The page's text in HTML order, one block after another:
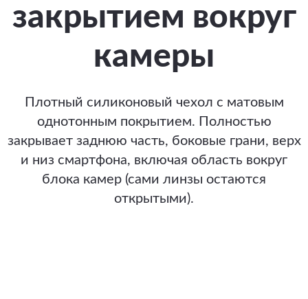
закрытием вокруг
камеры
Плотный силиконовый чехол с матовым
однотонным покрытием. Полностью
закрывает заднюю часть, боковые грани, верх
и низ смартфона, включая область вокруг
блока камер (сами линзы остаются
открытыми).